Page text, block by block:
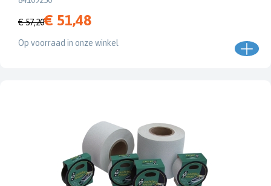
€ 57,20€ 51,48
Op voorraad in onze winkel